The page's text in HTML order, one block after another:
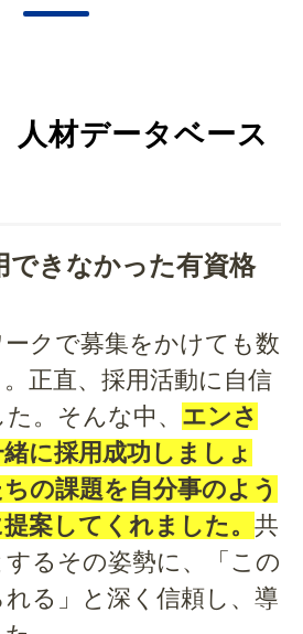
人材データベース
できなかった有資格
クで募集をかけても数
正直、採用活動に自信
。そんな中 、 エンさ
に採用成功しましょ
の課題を自分事のよう
案してくれました。 共
るその姿勢に、「この
る」と深く信頼し、導